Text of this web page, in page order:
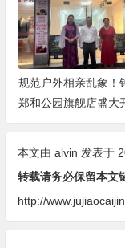
2026中国信息通信业
论坛 AI智算与Token
坛顺利举办
本文由 alvin 发表于
转载请务必保留本文
http://